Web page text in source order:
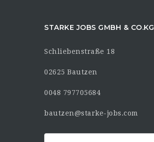
STARKE JOBS GMBH & CO.KG
Schliebenstraße 18
02625 Bautzen
0048 797705684
bautzen@starke-jobs.com